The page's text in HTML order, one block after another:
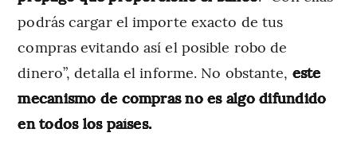
podrás cargar el importe exacto de tus
compras evitando así el posible robo de
dinero”, detalla el informe. No obstante, este
mecanismo de compras no es algo difundido
en todos los países.